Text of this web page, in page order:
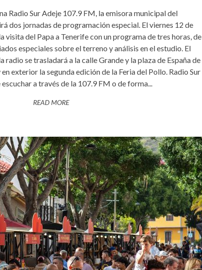
Radio Sur Adeje 107.9 FM, la emisora municipal del
dos jornadas de programación especial. El viernes 12 de
del Papa a Tenerife con un programa de tres horas, de
especiales sobre el terreno y análisis en el estudio. El
radio se trasladará a la calle Grande y la plaza de España de
exterior la segunda edición de la Feria del Pollo. Radio Sur
a través de la 107.9 FM o de forma...
READ MORE